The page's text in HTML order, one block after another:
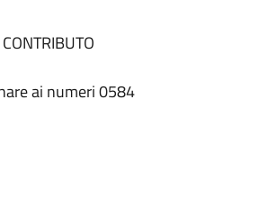
ai numeri 0584